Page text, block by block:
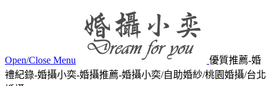
Open/Close Menu
優質推薦-婚
禮紀錄-婚攝小奕-婚攝推薦-婚攝小奕/自助婚紗/桃園婚攝/台北